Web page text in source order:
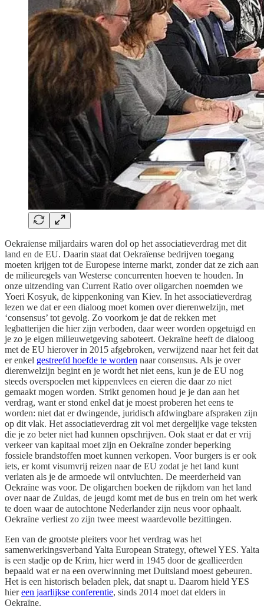
Oekraïense miljardairs waren dol op het associatieverdrag met dit
land en de EU. Daarin staat dat Oekraïense bedrijven toegang
moeten krijgen tot de Europese interne markt, zonder dat ze zich aan
de milieuregels van Westerse concurrenten hoeven te houden. In
onze uitzending van Current Ratio over oligarchen noemden we
Yoeri Kosyuk, de kippenkoning van Kiev. In het associatieverdrag
lezen we dat er een dialoog moet komen over dierenwelzijn, met
‘consensus’ tot gevolg. Zo voorkom je dat de rekken met
legbatterijen die hier zijn verboden, daar weer worden opgetuigd en
je zo je eigen milieuwetgeving saboteert. Oekraïne heeft de dialoog
met de EU hierover in 2015 afgebroken, verwijzend naar het feit dat
er enkel gestreefd hoefde te worden naar consensus. Als je over
dierenwelzijn begint en je wordt het niet eens, kun je de EU nog
steeds overspoelen met kippenvlees en eieren die daar zo niet
gemaakt mogen worden. Strikt genomen houd je je dan aan het
verdrag, want er stond enkel dat je moest proberen het eens te
worden: niet dat er dwingende, juridisch afdwingbare afspraken zijn
op dit vlak. Het associatieverdrag zit vol met dergelijke vage teksten
die je zo beter niet had kunnen opschrijven. Ook staat er dat er vrij
verkeer van kapitaal moet zijn en Oekraïne zonder beperking
fossiele brandstoffen moet kunnen verkopen. Voor burgers is er ook
iets, er komt visumvrij reizen naar de EU zodat je het land kunt
verlaten als je de armoede wil ontvluchten. De meerderheid van
Oekraïne was voor. De oligarchen boeken de rijkdom van het land
over naar de Zuidas, de jeugd komt met de bus en trein om het werk
te doen waar de autochtone Nederlander zijn neus voor ophaalt.
Oekraïne verliest zo zijn twee meest waardevolle bezittingen.
Een van de grootste pleiters voor het verdrag was het
samenwerkingsverband Yalta European Strategy, oftewel YES. Yalta
is een stadje op de Krim, hier werd in 1945 door de geallieerden
bepaald wat er na een overwinning met Duitsland moest gebeuren.
Het is een historisch beladen plek, dat snapt u. Daarom hield YES
hiereen jaarlijkse conferentie, sinds 2014 moet dat elders in
Oekraïne.